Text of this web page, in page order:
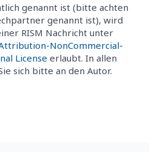
genannt ist (bitte achten
genannt ist), wird
RISM Nachricht unter
NonCommercial-
License erlaubt. In allen
sich bitte an den Autor.